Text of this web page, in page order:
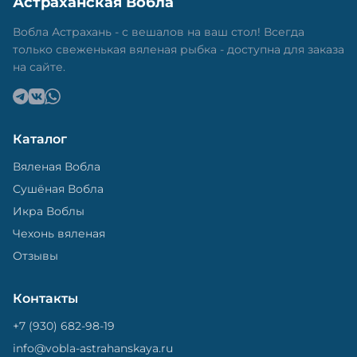
в специальный пакет, чтобы она не портилась и не
теряла влагу. Вяленая вобла — это не просто
вкусная еда, но и пример того, как можно сочетать
старые рецепты и современные технологии. Её
можно есть с напитками, и это будет очень вкусно.
Вобла Астрахань - с вешалов на ваш стол! Всегда
только свеженькая вяленая рыбка - доступна для заказа
на сайте.
Каталог
Вяленая Вобла
Сушёная Вобла
Икра Воблы
Чехонь вяленая
Отзывы
Контакты
+7 (930) 682-98-19
info@vobla-astrahanskaya.ru